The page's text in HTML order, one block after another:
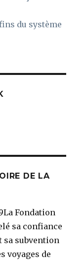
du système
DE LA
La Fondation
sa confiance
sa subvention
voyages de